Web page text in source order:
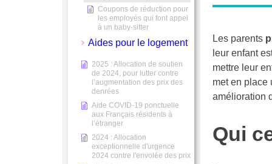
Coupons de réduction pour
les employés qui font appel
à un baby-sitter
Aides pour le logement
2025 : Allocation de soutien
de 2024, pour lutter contre
l’augmentation des prix des
denrées
Aide COVID-19 ponctuelle
aux Français résidents à
l’étranger
2024 : Allocation
exceptionnelle d'urgence
2024 contre l'envolée des prix
Les parents
leur enfant
mettre leur
met en place
amélioration
Qui